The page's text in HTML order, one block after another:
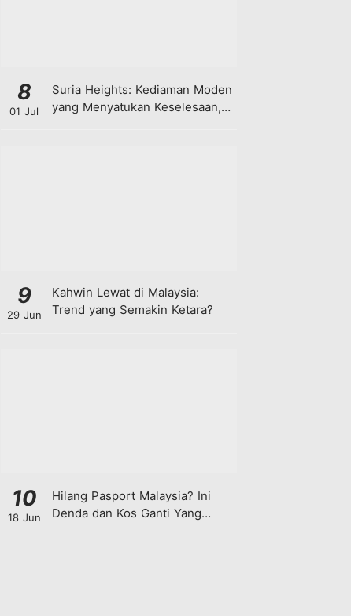
8
01 Jul
Suria Heights: Kediaman Moden
yang Menyatukan Keselesaan,
9
29 Jun
Kahwin Lewat di Malaysia:
Trend yang Semakin Ketara?
10
18 Jun
Hilang Pasport Malaysia? Ini
Denda dan Kos Ganti Yang